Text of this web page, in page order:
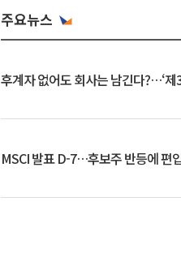
주요뉴스
후계자 없어도 회사는 남긴다?…‘
MSCI 발표 D-7…후보주 반등에 편